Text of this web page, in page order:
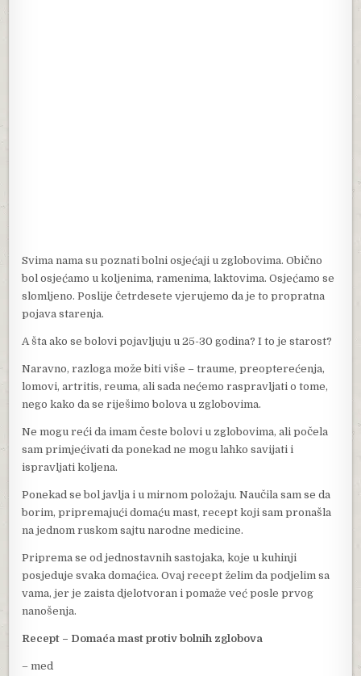
Svima nama su poznati bolni osjećaji u zglobovima. Obično
bol osjećamo u koljenima, ramenima, laktovima. Osjećamo se
slomljeno. Poslije četrdesete vjerujemo da je to propratna
pojava starenja.
A šta ako se bolovi pojavljuju u 25-30 godina? I to je starost?
Naravno, razloga može biti više – traume, preopterećenja,
lomovi, artritis, reuma, ali sada nećemo raspravljati o tome,
nego kako da se riješimo bolova u zglobovima.
Ne mogu reći da imam česte bolovi u zglobovima, ali počela
sam primjećivati da ponekad ne mogu lahko savijati i
ispravljati koljena.
Ponekad se bol javlja i u mirnom položaju. Naučila sam se da
borim, pripremajući domaću mast, recept koji sam pronašla
na jednom ruskom sajtu narodne medicine.
Priprema se od jednostavnih sastojaka, koje u kuhinji
posjeduje svaka domaćica. Ovaj recept želim da podjelim sa
vama, jer je zaista djelotvoran i pomaže već posle prvog
nanošenja.
Recept – Domaća mast protiv bolnih zglobova
– med